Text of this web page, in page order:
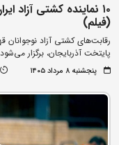
۱۰ نماینده کشتی آزاد
(فیلم)
پایتخت آذربایجان، برگزار
پنجشنبه ۸ مرداد ۱۴۰۵